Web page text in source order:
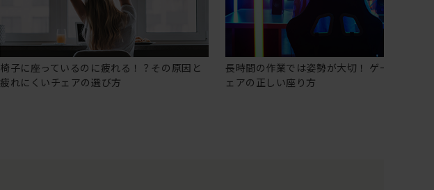
椅子に座っているのに疲れる！？その原因と
疲れにくいチェアの選び方
長時間の作業では姿勢が大切！ ゲーミングチ
ェアの正しい座り方